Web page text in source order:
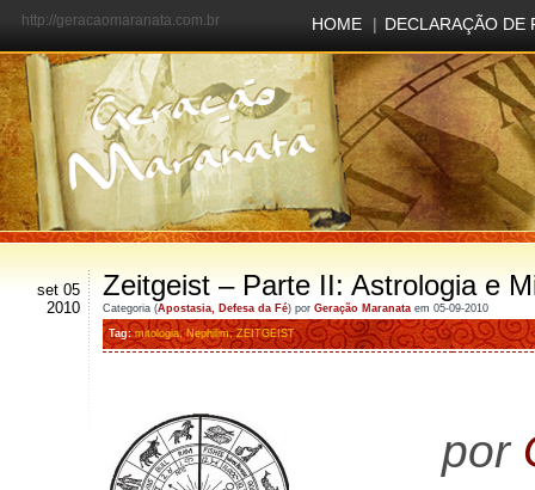
http://geracaomaranata.com.br HOME | DECLARAÇÃO DE
set 05
2010
Zeitgeist – Parte II: Astrologia e
Categoria (Apostasia, Defesa da Fé) por Geração Maranata em 05-09-2010
Tag:mitologia,Nephilim,ZEITGEIST
por